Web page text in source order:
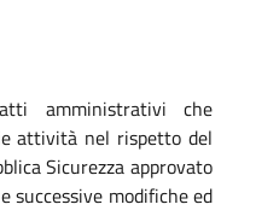
amministrativi che
attività nel rispetto del
Sicurezza approvato
successive modifiche ed